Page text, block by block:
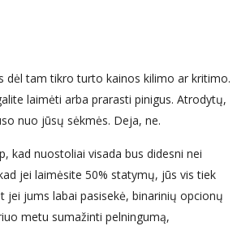
dėl tam tikro turto kainos kilimo ar kritimo.
laimėti arba prarasti pinigus. Atrodytų,
nuo jūsų sėkmės. Deja, ne.
kad nuostoliai visada bus didesni nei
jei laimėsite 50% statymų, jūs vis tiek
jei jums labai pasisekė, binarinių opcionų
metu sumažinti pelningumą,